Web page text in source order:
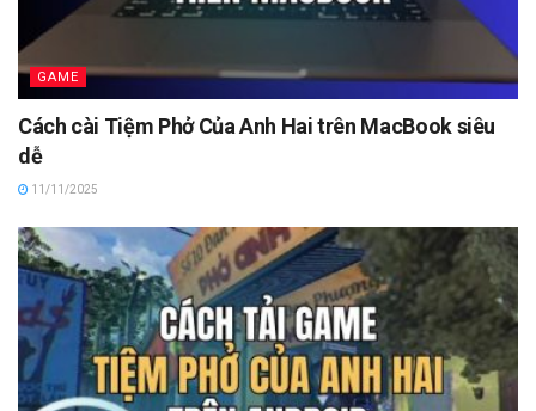
GAME
Cách cài Tiệm Phở Của Anh Hai trên MacBook siêu
dễ
11/11/2025